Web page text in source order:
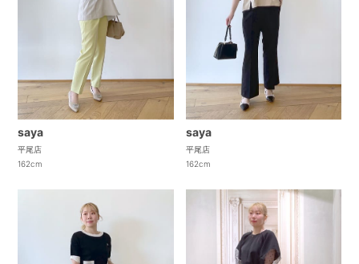
saya
平尾店
162cm
saya
平尾店
162cm